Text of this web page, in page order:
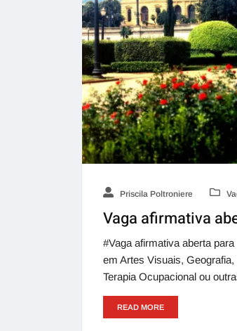
Priscila Poltroniere
Vaga afirmativa
#Vaga afirmativa aberta
em Artes Visuais,
Terapia Ocupacional ou
READ MORE